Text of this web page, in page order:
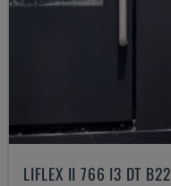
LIFLEX II 766 I3 DT B22